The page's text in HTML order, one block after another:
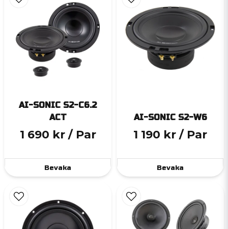
AI-SONIC S2-C6.2
ACT
1 690 kr / Par
Bevaka
AI-SONIC S2-W6
1 190 kr / Par
Bevaka